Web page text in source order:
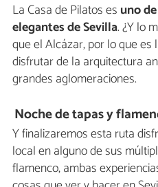
La Casa de Pilatos es uno
elegantes de Sevilla. ¿Y lo
que el Alcázar, por lo que
disfrutar de la arquitectura
grandes aglomeraciones.
Noche de tapas y
Y finalizaremos esta ruta
local en alguno de sus
flamenco, ambas